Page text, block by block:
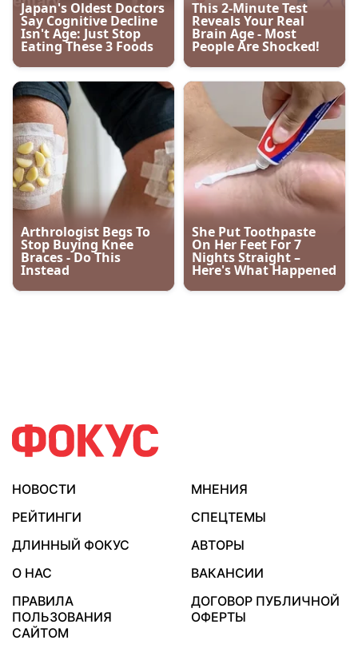
НОВОСТИ
МНЕНИЯ
РЕЙТИНГИ
СПЕЦТЕМЫ
ДЛИННЫЙ ФОКУС
АВТОРЫ
О НАС
ВАКАНСИИ
ПРАВИЛА
ПОЛЬЗОВАНИЯ
САЙТОМ
ДОГОВОР ПУБЛИЧНОЙ
ОФЕРТЫ